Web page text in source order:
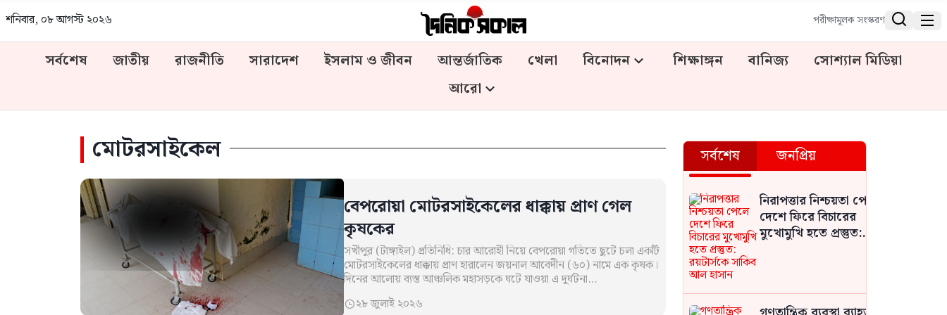
শনিবার, ০৮ আগস্ট ২০২৬ পরীক্ষামূলক সংস্করণ  
সর্বশেষ জাতীয় রাজনীতি সারাদেশ ইসলাম ও জীবন আন্তর্জাতিক খেলা বিনোদন শিক্ষাঙ্গন বানিজ্য
সোশ্যাল মিডিয়া
আরো
মোটরসাইকেল
বেপরোয়া মোটরসাইকেলের ধাক্কায় প্রাণ গেল
কৃষকের
সখীপুর (টাঙ্গাইল) প্রতিনিধি: চার আরোহী নিয়ে বেপরোয়া গতিতে ছুটে চলা একটি
মোটরসাইকেলের ধাক্কায় প্রাণ হারালেন জয়নাল আবেদীন (৬০) নামে এক কৃষক।
দিনের আলোয় ব্যস্ত আঞ্চলিক মহাসড়কে ঘটে যাওয়া এ দুর্ঘটনা…
২৮ জুলাই ২০২৬
সর্বশেষ জনপ্রিয়
নিরাপত্তার নিশ্চয়তা পেলে
দেশে ফিরে বিচারের
মুখোমুখি হতে প্রস্তুত: